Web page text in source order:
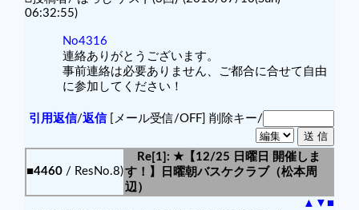
06:32:55)
No4316
連絡ありがとうございます。
事前連絡は必要ありません、ご都合に合せて自由
に参加してください！
引用返信/返信[メール受信/OFF] 削除キー/
■4460 / ResNo.8)
Re[1]: ★【12/25 日曜日 開催しま
す！】日曜朝バスケクラブ（松本周
辺）
▲ ▼ ■